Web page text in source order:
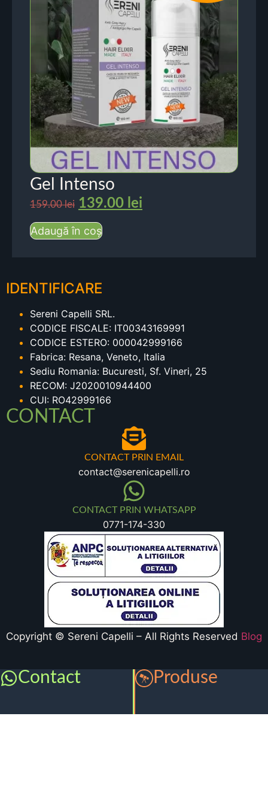
Gel Intenso
159.00lei 139.00 lei
Adaugă în coș
IDENTIFICARE
Sereni Capelli SRL.
CODICE FISCALE: IT00343169991
CODICE ESTERO: 000042999166
Fabrica: Resana, Veneto, Italia
Sediu Romania: Bucuresti, Sf. Vineri, 25
RECOM: J2020010944400
CUI: RO42999166
CONTACT
CONTACT PRIN EMAIL
contact@serenicapelli.ro
CONTACT PRIN WHATSAPP
0771-174-330
Copyright © Sereni Capelli – All Rights Reserved Blog
Contact Produse